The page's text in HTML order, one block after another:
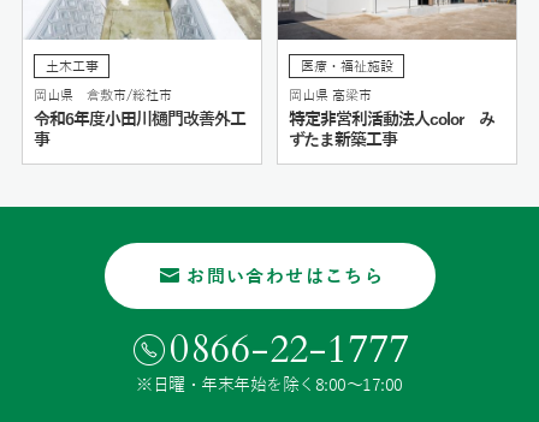
土木工事
岡山県 倉敷市/総社市
令和6年度小田川樋門改善外工
事
医療・福祉施設
岡山県 高梁市
特定非営利活動法人color み
ずたま新築工事
お問い合わせはこちら
0866-22-1777
※日曜・年末年始を除く8:00〜17:00